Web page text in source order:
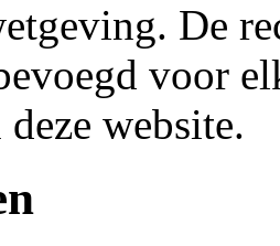
De
voor
website.